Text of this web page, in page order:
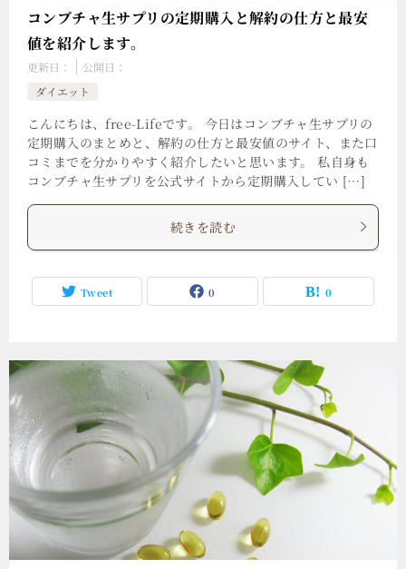
コンブチャ生サプリの定期購入と解約の仕方と最安
値を紹介します。
更新日：
公開日：
ダイエット
こんにちは、free-Lifeです。 今日はコンブチャ生サプリの
定期購入のまとめと、解約の仕方と最安値のサイト、また口
コミまでを分かりやすく紹介したいと思います。 私自身も
コンブチャ生サプリを公式サイトから定期購入してい […]
続きを読む
Tweet 0 0